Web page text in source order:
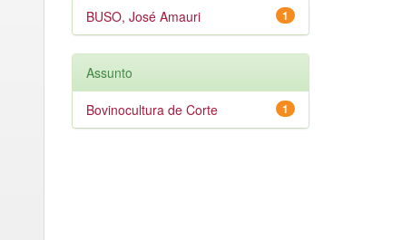
1
BUSO, José Amauri
Assunto
1
Bovinocultura de Corte